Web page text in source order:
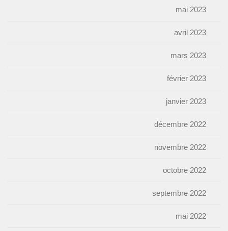
mai 2023
avril 2023
mars 2023
février 2023
janvier 2023
décembre 2022
novembre 2022
octobre 2022
septembre 2022
mai 2022